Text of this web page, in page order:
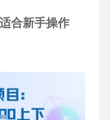
合新手操作